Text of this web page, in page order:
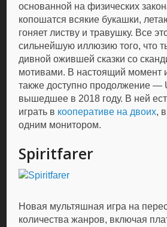
основанной на физических
копошатся всякие букашки,
гоняет листву и травушку. Все
сильнейшую иллюзию того, что
дивной ожившей сказки со
мотивами. В настоящий момент
также доступно продолжение —
вышедшее в 2018 году. В ней
играть в кооперативе на двоих,
одним монитором.
Spiritfarer
Новая мультяшная игра на
количества жанров, включая